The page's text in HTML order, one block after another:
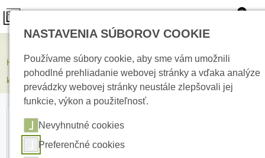
0
HIKVISION DS-2CD2783G2-LIZS2U(2.8-12mm) 8 MPx dome IP
kamera
NASTAVENIA SÚBOROV COOKIE
Používame súbory cookie, aby sme vám umožnili
pohodlné prehliadanie webovej stránky a vďaka analýze
prevádzky webovej stránky neustále zlepšovali jej
funkcie, výkon a použiteľnosť.
Nevyhnutné cookies
Preferenčné cookies